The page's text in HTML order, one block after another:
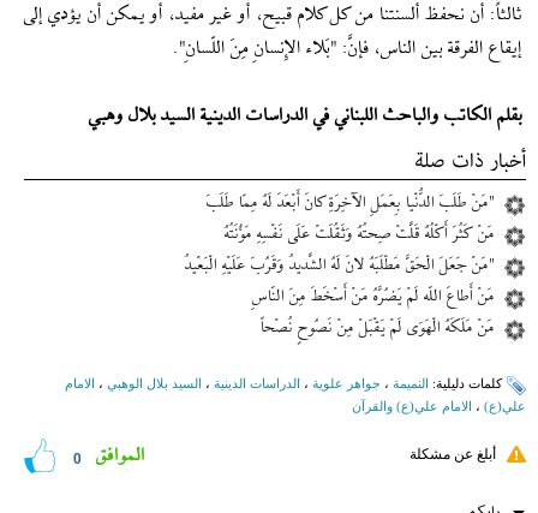
ثالثاً: أن نحفظ ألسنتنا من كل كلام قبيح، أو غير مفيد، أو يمكن أن يؤدي إلى
إيقاع الفرقة بين الناس، فإنَّ: "بَلاء الإِنسانِ مِنَ اللّسانِ".
بقلم الكاتب والباحث اللبناني في الدراسات الدينية السيد بلال وهبي
أخبار ذات صلة
"مَنْ طَلَبَ الدُّنْيا بِعَمَلِ الآخِرَةِ كانَ أَبْعَدَ لَهُ مِمّا طَلَبَ
مَنْ كَثُرَ أَكْلُهُ قَلَّتْ صِحتُهُ وَثَقُلَتْ عَلَى نَفْسِهِ مَؤُنَتُهُ
"مَنْ جَعَلَ الْحَقَّ مَطْلَبَهُ لانَ لَهُ الشَّديدُ وَقَرُبَ عَلَيْهِ الْبَعْيدُ
مَنْ أَطاعَ اللّه لَمْ يَضُرَّهُ مَنْ أَسْخَطَ مِنَ النّاسِ
مَنْ مَلَكَهُ الْهَوَى لَمْ يَقْبَلْ مِنْ نَصُوحٍ نُصْحاً
کلمات دلیلیة: النميمة ، جواهر علوية ، الدراسات الدينية ، السيد بلال الوهبي ، الامام
علي(ع) ، الامام علي(ع) والقرآن
أبلغ عن مشكلة 0 الموافق